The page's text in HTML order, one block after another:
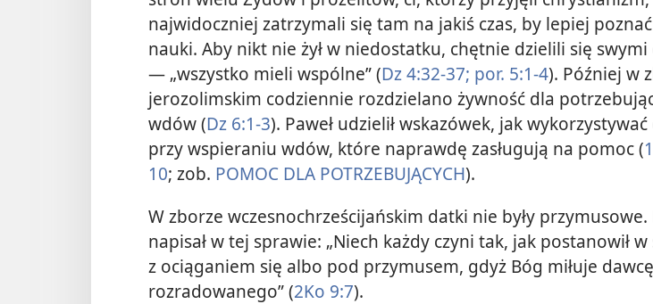
najwidoczniej zatrzymali się tam na jakiś czas, by lepiej
nauki. Aby nikt nie żył w niedostatku, chętnie dzielili się
— „wszystko mieli wspólne” (Dz 4:32-37; por. 5:1-4). Później w
jerozolimskim codziennie rozdzielano żywność dla
wdów (Dz 6:1-3). Paweł udzielił wskazówek, jak
przy wspieraniu wdów, które naprawdę zasługują na pomoc (
10; zob. POMOC DLA POTRZEBUJĄCYCH).
W zborze wczesnochrześcijańskim datki nie były przymusowe.
napisał w tej sprawie: „Niech każdy czyni tak, jak postanowił
z ociąganiem się albo pod przymusem, gdyż Bóg miłuje dawcę
rozradowanego” (2Ko 9:7).